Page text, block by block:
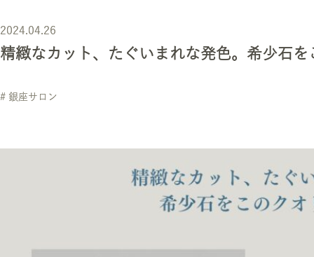
2024.04.26
精緻なカット、たぐいまれな発色。希少石を
# 銀座サロン